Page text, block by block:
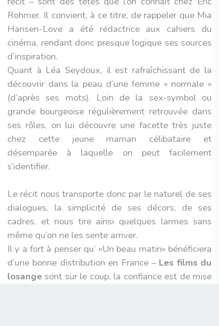
Rohmer. Il convient, à ce titre, de rappeler que Mia
Hansen-Love a été rédactrice aux cahiers du
cinéma, rendant donc presque logique ses sources
d’inspiration.
Quant à Léa Seydoux, il est rafraîchissant de la
découvrir dans la peau d’une femme « normale »
(d’après ses mots). Loin de la sex-symbol ou
grande bourgeoise régulièrement retrouvée dans
ses rôles, on lui découvre une facette très juste
chez cette jeune maman célibataire et
désemparée à laquelle on peut facilement
s’identifier.
Le récit nous transporte donc par le naturel de ses
dialogues, la simplicité de ses décors, de ses
cadres, et nous tire ainsi quelques larmes sans
même qu’on ne les sente arriver.
Il y a fort à penser qu’ «Un beau matin» bénéficiera
d’une bonne distribution en France – Les films du
losange sont sur le coup, la confiance est de mise